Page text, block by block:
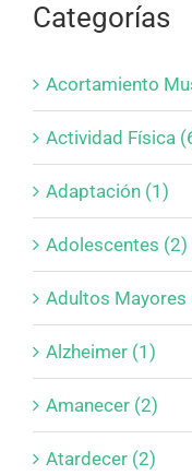
Categorías
Acortamiento
Actividad Física
Adaptación (1)
Adolescentes (2)
Adultos Mayores
Alzheimer (1)
Amanecer (2)
Atardecer (2)